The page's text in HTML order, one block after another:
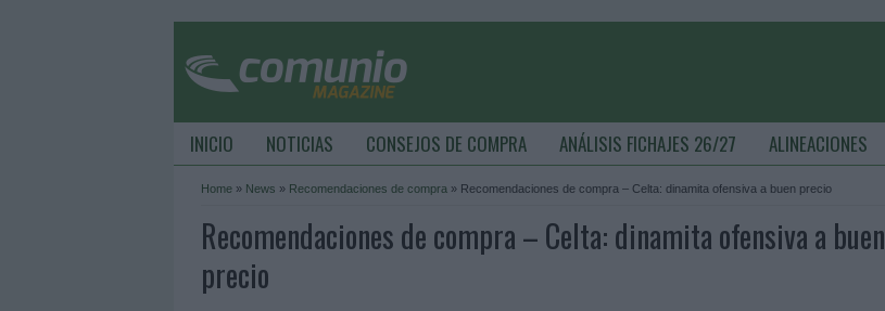
INICIO NOTICIAS CONSEJOS DE COMPRA ANÁLISIS FICHAJES 26/27 ALINEACIONES
Home » News » Recomendaciones de compra » Recomendaciones de compra – Celta: dinamita ofensiva a buen precio
Recomendaciones de compra – Celta: dinamita ofensiva a buen
precio